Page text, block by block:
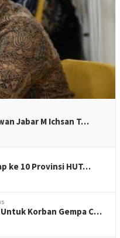
Jabar M Ichsan T…
ke 10 Provinsi HUT…
Untuk Korban Gempa C…